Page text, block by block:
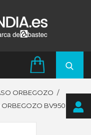
ORBEGOZO
BV9500